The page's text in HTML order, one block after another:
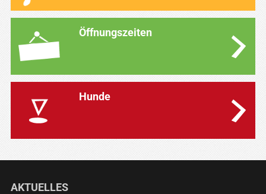
Öffnungszeiten
Hunde
AKTUELLES